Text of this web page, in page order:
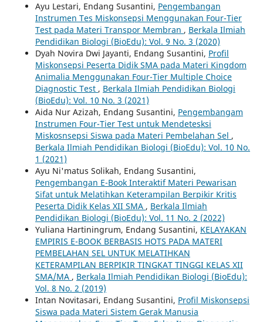
Ayu Lestari, Endang Susantini, Pengembangan
Instrumen Tes Miskonsepsi Menggunakan Four-Tier
Test pada Materi Transpor Membran , Berkala Ilmiah
Pendidikan Biologi (BioEdu): Vol. 9 No. 3 (2020)
Dyah Novira Dwi Jayanti, Endang Susantini, Profil
Miskonsepsi Peserta Didik SMA pada Materi Kingdom
Animalia Menggunakan Four-Tier Multiple Choice
Diagnostic Test , Berkala Ilmiah Pendidikan Biologi
(BioEdu): Vol. 10 No. 3 (2021)
Aida Nur Azizah, Endang Susantini, Pengembangam
Instrumen Four-Tier Test untuk Mendetesksi
Miskosnsepsi Siswa pada Materi Pembelahan Sel ,
Berkala Ilmiah Pendidikan Biologi (BioEdu): Vol. 10 No.
1 (2021)
Ayu Ni'matus Solikah, Endang Susantini,
Pengembangan E-Book Interaktif Materi Pewarisan
Sifat untuk Melatihkan Keterampilan Berpikir Kritis
Peserta Didik Kelas XII SMA , Berkala Ilmiah
Pendidikan Biologi (BioEdu): Vol. 11 No. 2 (2022)
Yuliana Hartiningrum, Endang Susantini, KELAYAKAN
EMPIRIS E-BOOK BERBASIS HOTS PADA MATERI
PEMBELAHAN SEL UNTUK MELATIHKAN
KETERAMPILAN BERPIKIR TINGKAT TINGGI KELAS XII
SMA/MA , Berkala Ilmiah Pendidikan Biologi (BioEdu):
Vol. 8 No. 2 (2019)
Intan Novitasari, Endang Susantini, Profil Miskonsepsi
Siswa pada Materi Sistem Gerak Manusia